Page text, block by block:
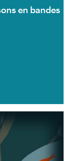
en bandes